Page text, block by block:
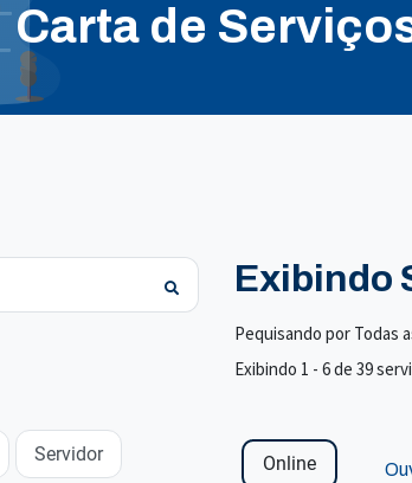
Carta de
Servidor
Exibindo
Pequisando por Todas
Exibindo 1 - 6 de 39
Online